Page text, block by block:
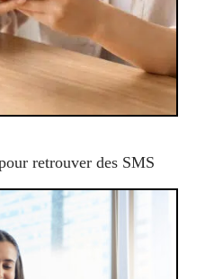
retrouver des SMS